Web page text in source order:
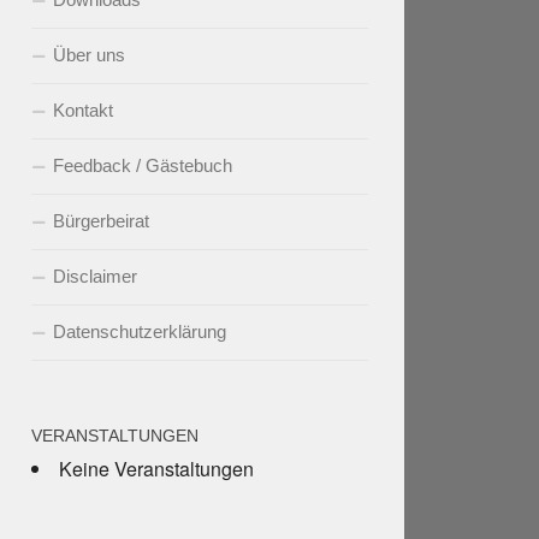
Über uns
Kontakt
Feedback / Gästebuch
Bürgerbeirat
Disclaimer
Datenschutzerklärung
VERANSTALTUNGEN
Keine Veranstaltungen